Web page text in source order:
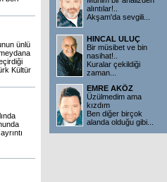
ünlü
Kültür
alıntılar!..
Akşam'da sevgili
HINCAL ULUÇ
Bir müsibet ve bin
nasihat!..
Kuralar çekildiği
zaman
EMRE AKÖZ
Üzülmedim ama
kızdım
Ben diğer birçok
alanda olduğu gibi